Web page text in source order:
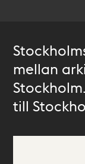
mellan
till